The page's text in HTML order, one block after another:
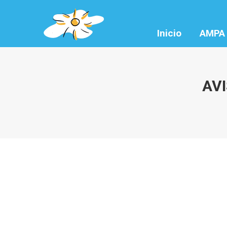
Inicio AMPA